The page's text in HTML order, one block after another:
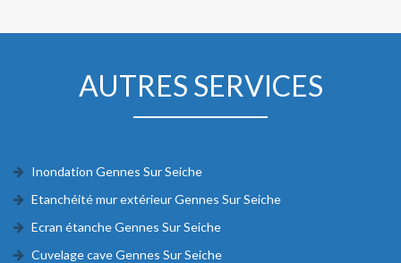
AUTRES SERVICES
Inondation Gennes Sur Seiche
Etanchéité mur extérieur Gennes Sur Seiche
Ecran étanche Gennes Sur Seiche
Cuvelage cave Gennes Sur Seiche